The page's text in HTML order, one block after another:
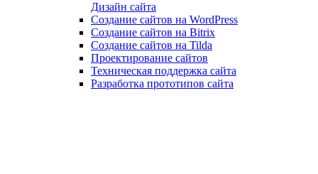
Дизайн сайта
Создание сайтов на WordPress
Создание сайтов на Bitrix
Создание сайтов на Tilda
Проектирование сайтов
Техническая поддержка сайта
Разработка прототипов сайта